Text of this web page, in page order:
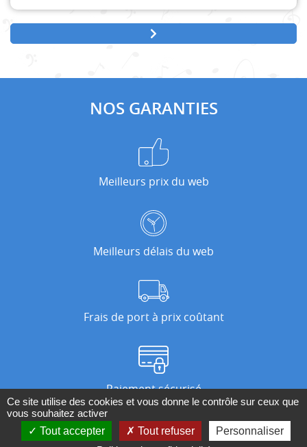
NOS GARANTIES
Meilleurs prix du web
Meilleurs délais du web
Frais de port à prix coûtant
Paiement sécurisé
Ce site utilise des cookies et vous donne le contrôle sur ceux que
vous souhaitez activer
Tout accepter
Tout refuser
Personnaliser